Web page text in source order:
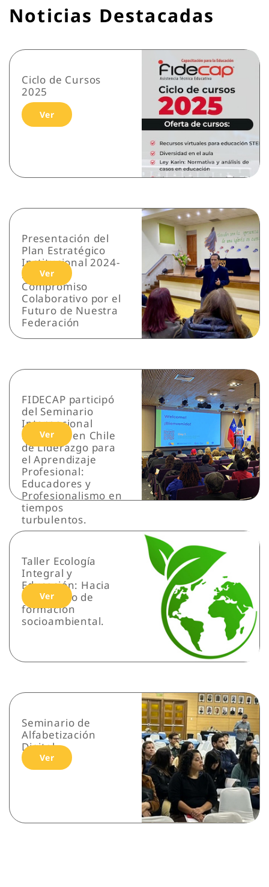
Noticias Destacadas
Ciclo de Cursos
2025
Ver
Presentación del
Plan Estratégico
Institucional 2024-
2026: Un
Compromiso
Colaborativo por el
Futuro de Nuestra
Federación
Ver
FIDECAP participó
del Seminario
Internacional
realizado en Chile
de Liderazgo para
el Aprendizaje
Profesional:
Educadores y
Profesionalismo en
tiempos
turbulentos.
Ver
Taller Ecología
Integral y
Educación: Hacia
un modelo de
formación
socioambiental.
Ver
Seminario de
Alfabetización
Digital
Ver